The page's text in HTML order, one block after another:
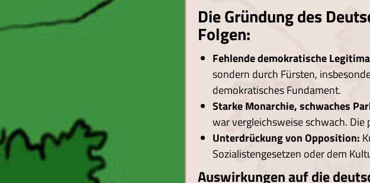
Die Gründung des
Folgen:
Fehlende demokratische
sondern durch Fürsten,
demokratisches Fundament.
Starke Monarchie, schwaches
war vergleichsweise schwach.
Unterdrückung von Opposition:
Sozialistengesetzen oder dem
Auswirkungen auf die